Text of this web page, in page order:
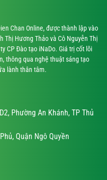
Chan Online, được thành lập vào
Thị Hương Thảo và Cô Nguyễn Thị
CP Đào tạo iNaDo. Giá trị cốt lõi
thông qua nghệ thuật sáng tạo
lành thân tâm.
Phường An Khánh, TP Thủ
Quận Ngô Quyền